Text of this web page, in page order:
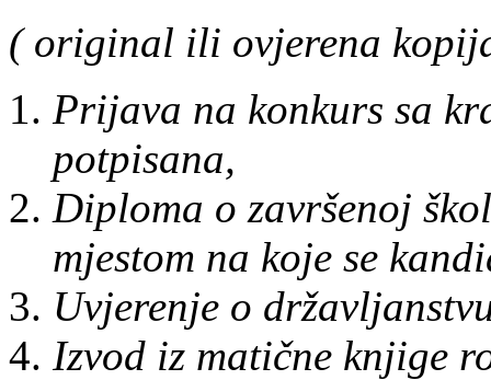
( original ili ovjerena
Prijava na konkurs sa
potpisana,
Diploma o završenoj
mjestom na koje se
Uvjerenje o
Izvod iz matične knjige